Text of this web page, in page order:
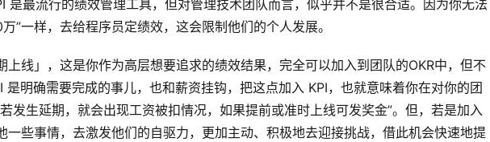
是最流行的绩效管理工具，但对管理技术团队而言，似乎并不是很合适。因为你无法
”一样，去给程序员定绩效，这会限制他们的个人发展。
上线」，这是你作为高层想要追求的绩效结果，完全可以加入到团队的OKR中，但不
是明确需要完成的事儿，也和薪资挂钩，把这点加入 KPI，也就意味着你在对你的团
发生延期，就会出现工资被扣情况，如果提前或准时上线可发奖金”。但，若是加入
一些事情，去激发他们的自驱力，更加主动、积极地去迎接挑战，借此机会快速地提